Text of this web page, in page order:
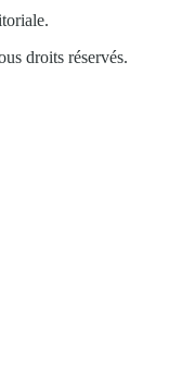
droits réservés.